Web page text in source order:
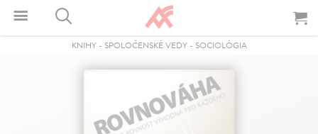
KNIHY- SPOLOČENSKÉ VEDY- SOCIOLÓGIA